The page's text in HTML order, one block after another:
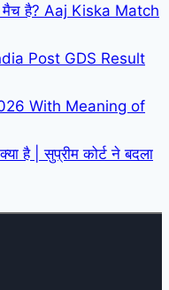
है? Aaj Kiska Match
Post GDS Result
With Meaning of
है | सुप्रीम कोर्ट ने बदला